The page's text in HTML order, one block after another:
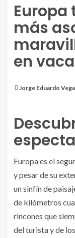
Europa
más
en
Jorge Eduardo Vega
Europa es el
y pesar de su
un sinfín de
de kilómetros
rincones que
del turista y de